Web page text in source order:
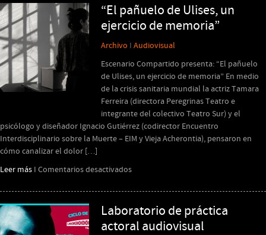
El
documental
“El pañuelo de Ulises, un
ejercicio de memoria”
Archivo I Audiovisual
Escenario Compartido presenta: “El pañuelo
de Ulises, un ejercicio de memoria” En medio
de la crisis sanitaria mundial la actriz Tamara
Ferreira (directora Peregrinas Teatro e
integrante del colectivo Teatro Sur) y el
psicólogo y diseñador Ignacio Gutiérrez (codirector Encuentro
Interdisciplinario sobre la Muerte – EIM y Vieja Acherontia), pensaron en
cómo canalizar el dolor […]
Leer más I Comentarios desactivadosen
pañuelo
de
Ulises,
un
Laboratorio de práctica
actoral audiovisual